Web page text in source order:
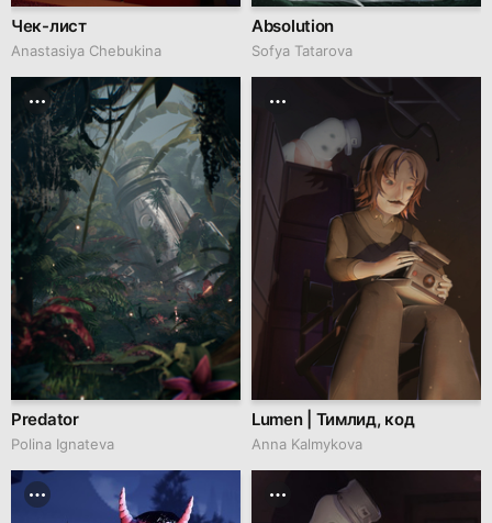
Чек-лист
Anastasiya Chebukina
Absolution
Sofya Tatarova
Predator
Polina Ignateva
Lumen | Тимлид, код
Anna Kalmykova